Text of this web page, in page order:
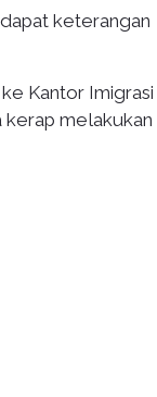
keterangan
Kantor Imigrasi
kerap melakukan